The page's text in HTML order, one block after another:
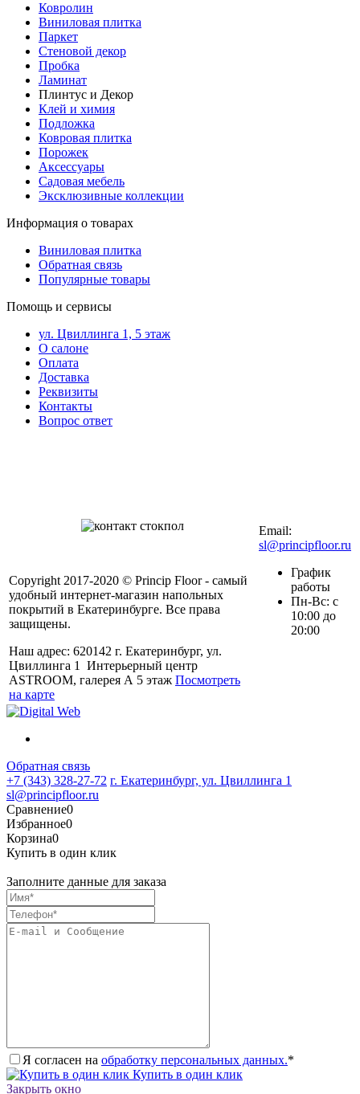
Ковролин
Виниловая плитка
Паркет
Стеновой декор
Пробка
Ламинат
Плинтус и Декор
Клей и химия
Подложка
Ковровая плитка
Порожек
Аксессуары
Садовая мебель
Эксклюзивные коллекции
Информация о товарах
Виниловая плитка
Обратная связь
Популярные товары
Помощь и сервисы
ул. Цвиллинга 1, 5 этаж
О салоне
Оплата
Доставка
Реквизиты
Контакты
Вопрос ответ
Copyright 2017-2020 © Princip Floor - самый
удобный интернет-магазин напольных
покрытий в Екатеринбурге. Все права
защищены.
Наш адрес: 620142 г. Екатеринбург, ул.
Цвиллинга 1 Интерьерный центр
ASTROOM, галерея А 5 этаж Посмотреть
на карте
Email:
sl@principfloor.ru
График
работы
Пн-Вс: с
10:00 до
20:00
Обратная связь
+7 (343) 328-27-72 г. Екатеринбург, ул. Цвиллинга 1
sl@principfloor.ru
Сравнение0
Избранное0
Корзина0
Купить в один клик
Заполните данные для заказа
Я согласен на обработку персональных данных.*
Купить в один клик
Закрыть окно